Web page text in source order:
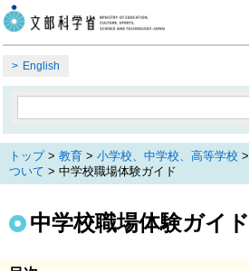
English
トップ> 教育 > 小学校、中学校、高等学校 >
ついて > 中学校職場体験ガイド
中学校職場体験ガイド